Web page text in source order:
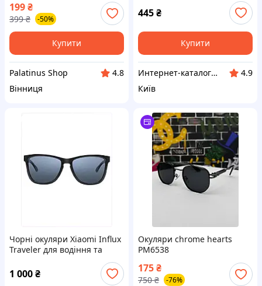
199₴
399 ₴ -50%
Купити
Palatinus Shop
4.8
Вінниця
445₴
Купити
Интерн​ет-кат​а​л​ог ск​​и​до​к "GALANTI"
4.9
Київ
Чорні окуляри Xiaomi Influx
Traveler для водіння та
1 000₴
Окуляри chrome hearts
РМ6538
175₴
750 ₴ -76%